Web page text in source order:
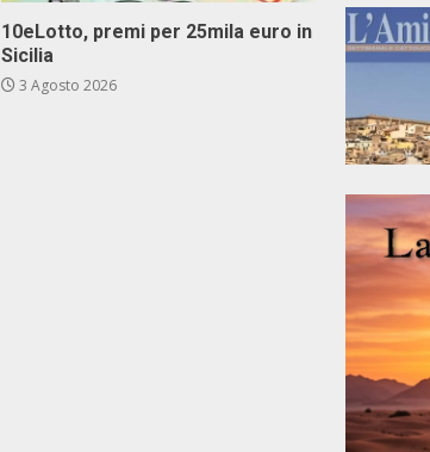
10eLotto, premi per 25mila euro in
Sicilia
3 Agosto 2026